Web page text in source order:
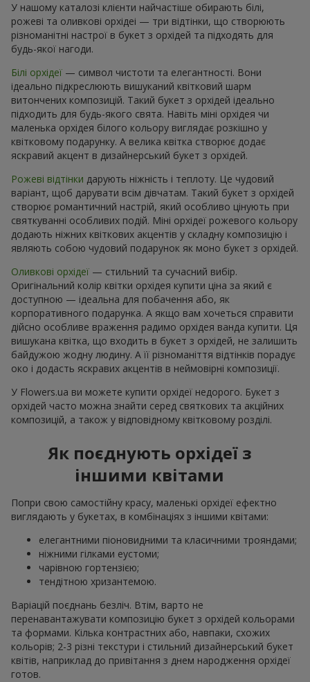
У нашому каталозі клієнти найчастіше обирають білі,
рожеві та оливкові орхідеі — три відтінки, що створюють
різноманітні настрої в букет з орхідей та підходять для
будь-якої нагоди.
Білі орхідеї — символ чистоти та елегантності. Вони
ідеально підкреслюють вишуканий квітковий шарм
витончених композицій. Такий букет з орхідей ідеально
підходить для будь-якого свята. Навіть міні орхідея чи
маленька орхідея білого кольору виглядає розкішно у
квітковому подарунку. А велика квітка створює додає
яскравий акцент в дизайнерський букет з орхідей.
Рожеві відтінки дарують ніжність і теплоту. Це чудовий
варіант, щоб дарувати всім дівчатам. Такий букет з орхідей
створює романтичний настрій, який особливо цінують при
святкуванні особливих подій. Міні орхідеї рожевого кольору
додають ніжних квіткових акцентів у складну композицію і
являють собою чудовий подарунок як моно букет з орхідей.
Оливкові орхідеї — стильний та сучасний вибір.
Оригінальний колір квітки орхідея купити ціна за який є
доступною — ідеальна для побачення або, як
корпоративного подарунка. А якщо вам хочеться справити
дійсно особливе враження радимо орхідея ванда купити. Ця
вишукана квітка, що входить в букет з орхідей, не залишить
байдужою жодну людину. А її різноманіття відтінків порадує
око і додасть яскравих акцентів в неймовірні композиції.
У Flowers.ua ви можете купити орхідеї недорого. Букет з
орхідей часто можна знайти серед святкових та акційних
композицій, а також у відповідному квітковому розділі.
Як поєднують орхідеї з
іншими квітами
Попри свою самостійну красу, маленькі орхідеї ефектно
виглядають у букетах, в комбінаціях з іншими квітами:
елегантними піоновидними та класичними трояндами;
ніжними гілками еустоми;
чарівною гортензією;
тендітною хризантемою.
Варіацій поєднань безліч. Втім, варто не
перенавантажувати композицію букет з орхідей кольорами
та формами. Кілька контрастних або, навпаки, схожих
кольорів; 2-3 різні текстури і стильний дизайнерський букет
квітів, наприклад до привітання з днем народження орхідеї
готов.